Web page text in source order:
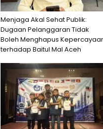
Menjaga Akal Sehat Publik:
Dugaan Pelanggaran Tidak
Boleh Menghapus
terhadap Baitul Mal Aceh